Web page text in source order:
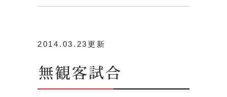
2014.03.23更新
無観客試合